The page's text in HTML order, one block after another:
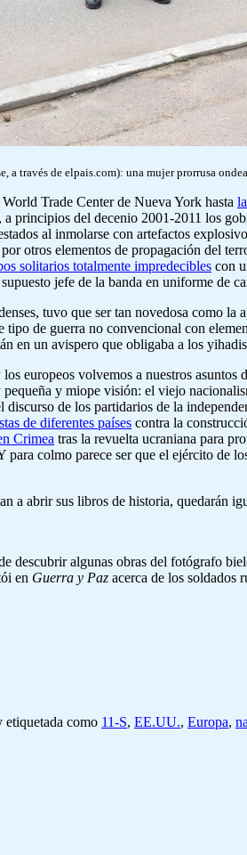
a través de elpais.com): una mujer prorrusa
Trade Center de Nueva York hasta
principios del decenio 2001-2011 los
al inmolarse con artefactos
otros elementos de propagación del
solitarios totalmente impredecibles con
jefe de la banda en uniforme de
tuvo que ser tan novedosa como
tipo de guerra no convencional con
en un avispero que obligaba a los
europeos volvemos a nuestros
y miope visión: el viejo
de los partidarios de la
de diferentes países contra la
Crimea tras la revuelta ucraniana para
para colmo parece ser que el ejército
a abrir sus libros de historia, quedarán
descubrir algunas obras del fotógrafo
en Guerra y Paz acerca de los soldados
etiquetada como 11-S, EE.UU., Europa,